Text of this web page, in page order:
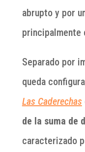
abrupto y por
Separado por
queda
Las Caderechas
de la suma de
caracterizado